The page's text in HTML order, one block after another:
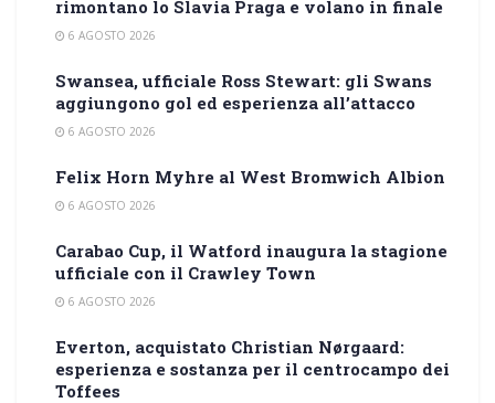
rimontano lo Slavia Praga e volano in finale
6 AGOSTO 2026
Swansea, ufficiale Ross Stewart: gli Swans
aggiungono gol ed esperienza all’attacco
6 AGOSTO 2026
Felix Horn Myhre al West Bromwich Albion
6 AGOSTO 2026
Carabao Cup, il Watford inaugura la stagione
ufficiale con il Crawley Town
6 AGOSTO 2026
Everton, acquistato Christian Nørgaard:
esperienza e sostanza per il centrocampo dei
Toffees